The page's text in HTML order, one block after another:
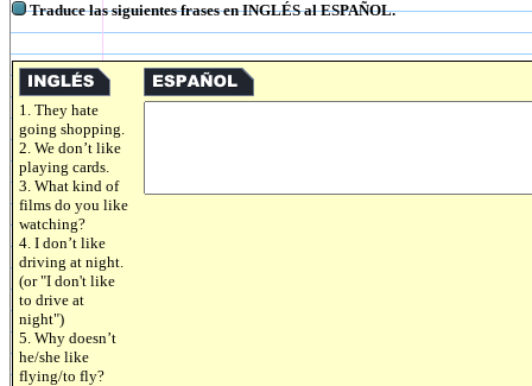
Traduce las siguientes frases en INGLÉS al ESPAÑOL.
1. They hate
going shopping.
2. We don’t like
playing cards.
3. What kind of
films do you like
watching?
4. I don’t like
driving at night.
(or "I don't like
to drive at
night")
5. Why doesn’t
he/she like
flying/to fly?